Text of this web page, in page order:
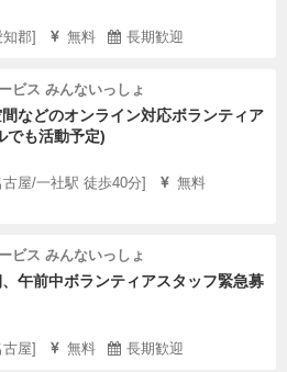
郡] 無料 長期歓迎
ビス みんないっしょ
などのオンライン対応ボランティア
でも活動予定)
屋/一社駅 徒歩40分]
無料
ビス みんないっしょ
午前中ボランティアスタッフ緊急募
屋] 無料 長期歓迎